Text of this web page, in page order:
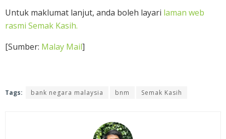
Untuk maklumat lanjut, anda boleh layari laman web
rasmi Semak Kasih.
[Sumber: Malay Mail]
Tags: bank negara malaysia bnm Semak Kasih